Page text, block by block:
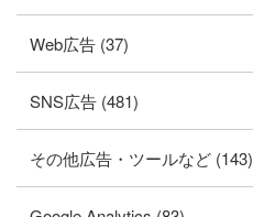
Web広告 (37)
SNS広告 (481)
その他広告・ツールなど (143)